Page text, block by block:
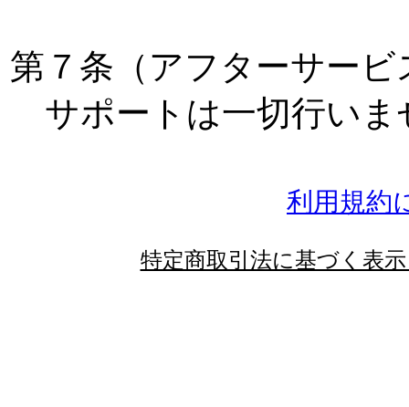
第７条（アフターサービ
サポートは一切行いま
利用規約
特定商取引法に基づく表